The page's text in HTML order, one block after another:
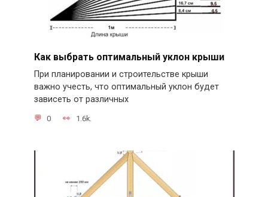
Как выбрать оптимальный уклон крыши
При планировании и строительстве крыши
важно учесть, что оптимальный уклон будет
зависеть от различных
0 1.6k.